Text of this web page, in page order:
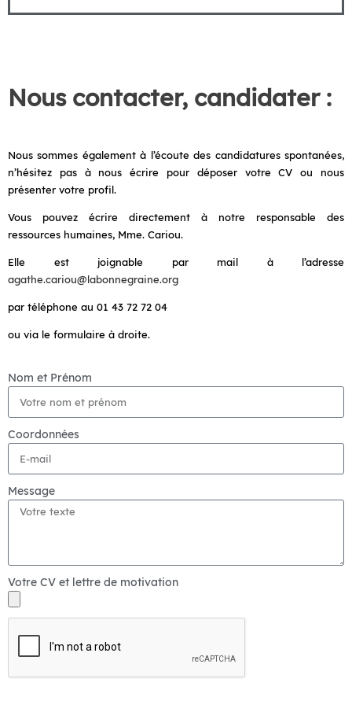
Nous contacter, candidater :
Nous sommes également à l’écoute des candidatures spontanées,
n’hésitez pas à nous écrire pour déposer votre CV ou nous
présenter votre profil.
Vous pouvez écrire directement à notre responsable des
ressources humaines, Mme. Cariou.
Elle est joignable par mail à l’adresse
agathe.cariou@labonnegraine.org
par téléphone au 01 43 72 72 04
ou via le formulaire à droite.
Nom et Prénom
Coordonnées
Message
Votre CV et lettre de motivation